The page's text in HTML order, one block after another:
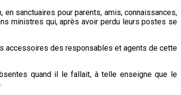
sanctuaires pour parents, amis, connaissances,
ministres qui, après avoir perdu leurs postes se
accessoires des responsables et agents de cette
quand il le fallait, à telle enseigne que le